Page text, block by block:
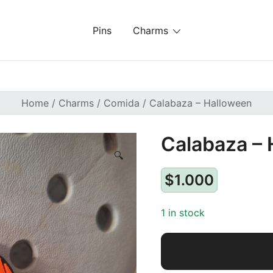
Pins Charms
Home / Charms / Comida / Calabaza – Halloween
🔍 Calabaza –
$1.000
1 in stock